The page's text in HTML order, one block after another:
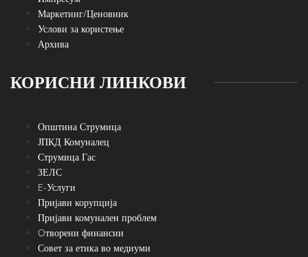
Маркетинг/Ценовник
Услови за користење
Архива
КОРИСНИ ЛИНКОВИ
Општина Струмица
ЈПКД Комуналец
Струмица Гас
ЗЕЛС
E-Услуги
Пријави корупција
Пријави комунален проблем
Oтворени финансии
Совет за етика во медиуми